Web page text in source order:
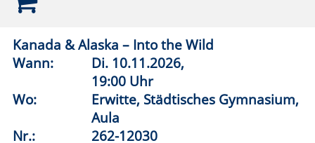
Schätze des Bodens im Warsteiner Hügelland
Wasser – Erz – Kalkstein
Wann:
Sa.12.09.2026,
14:00 Uhr
Warstein, Sonstiger Raum
Nr.:
262-12210